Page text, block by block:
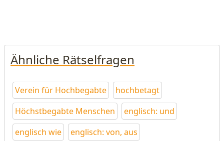
Ähnliche Rätselfragen
Verein für Hochbegabte
hochbetagt
Höchstbegabte Menschen
englisch: und
englisch wie
englisch: von, aus